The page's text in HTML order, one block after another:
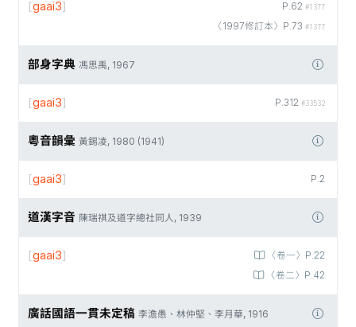
P.62 #1377
〈1997修訂本〉P.73 #1377
[gaai3]
部身字典 馮思禹, 1967
P.312 #33532
[gaai3]
粵音韻彙 黃錫凌, 1980 (1941)
P.2
[gaai3]
道漢字音 陳瑞祺及道字總社同人, 1939
〈卷一〉P.22
〈卷二〉P.42
[gaai3]
廣話國語一貫未定稿 李澹愚、林仲堅、李月華, 1916